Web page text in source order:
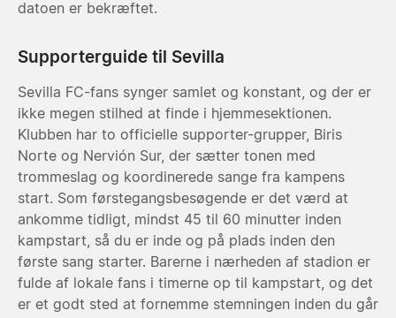
datoen er bekræftet.
Supporterguide til Sevilla
Sevilla FC-fans synger samlet og konstant, og der er
ikke megen stilhed at finde i hjemmesektionen.
Klubben har to officielle supporter-grupper, Biris
Norte og Nervión Sur, der sætter tonen med
trommeslag og koordinerede sange fra kampens
start. Som førstegangsbesøgende er det værd at
ankomme tidligt, mindst 45 til 60 minutter inden
kampstart, så du er inde og på plads inden den
første sang starter. Barerne i nærheden af stadion er
fulde af lokale fans i timerne op til kampstart, og det
er et godt sted at fornemme stemningen inden du går